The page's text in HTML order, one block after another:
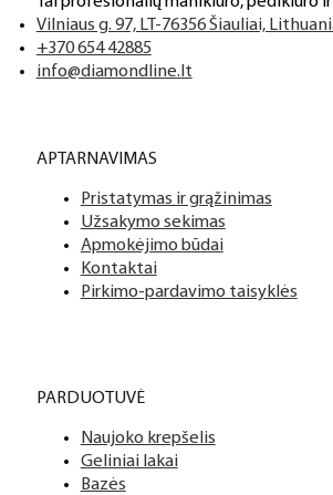
Vilniaus g. 97, LT-76356 Šiauliai,
+370 654 42885
info@diamondline.lt
APTARNAVIMAS
Pristatymas ir grąžinimas
Užsakymo sekimas
Apmokėjimo būdai
Kontaktai
Pirkimo-pardavimo taisyklės
PARDUOTUVĖ
Naujoko krepšelis
Geliniai lakai
Bazės